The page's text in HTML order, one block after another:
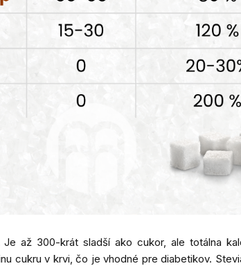
až 300-krát sladší ako cukor, ale totálna
cukru v krvi, čo je vhodné pre diabetikov.